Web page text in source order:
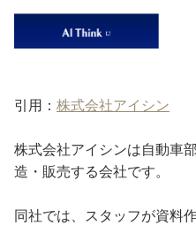
引用： 株式会社アイシン
株式会社アイシンは自動車
造・販売する会社です。
同社では、スタッフが資料